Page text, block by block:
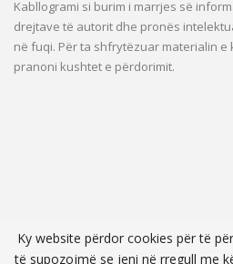
Ky website përdor cookies për të
të supozojmë se jeni në rregull me
Kabllogrami si burim i marrjes së
drejtave të autorit dhe pronës
në fuqi. Për ta shfrytëzuar materialin e
pranoni kushtet e përdorimit.